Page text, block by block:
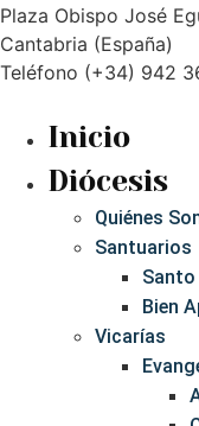
Plaza Obispo José
Cantabria (España)
Teléfono (+34) 942
Inicio
Diócesis
Quiénes
Santuarios
Santo
Bien
Vicarías